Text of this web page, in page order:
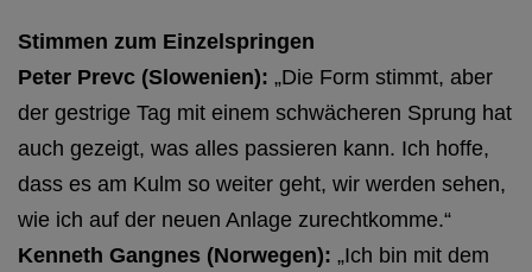
Stimmen zum Einzelspringen
Peter Prevc (Slowenien): „Die Form stimmt, aber
der gestrige Tag mit einem schwächeren Sprung hat
auch gezeigt, was alles passieren kann. Ich hoffe,
dass es am Kulm so weiter geht, wir werden sehen,
wie ich auf der neuen Anlage zurechtkomme.“
Kenneth Gangnes (Norwegen): „Ich bin mit dem